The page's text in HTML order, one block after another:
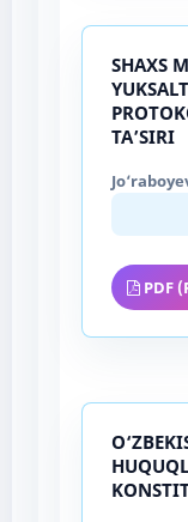
SHAXS
TA’SIRI
PDF